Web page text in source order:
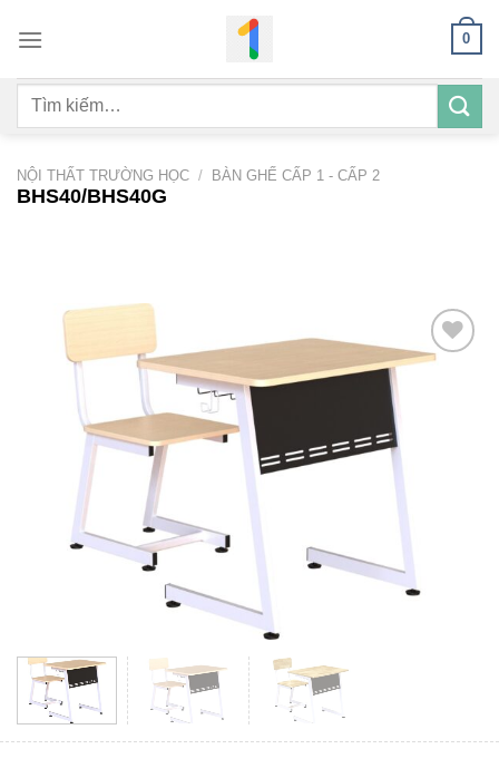
qua
dung
0
Tìm
NỘI THẤT TRƯỜNG HỌC / BÀN GHẾ CẤP 1 - CẤP 2
BHS40/BHS40G